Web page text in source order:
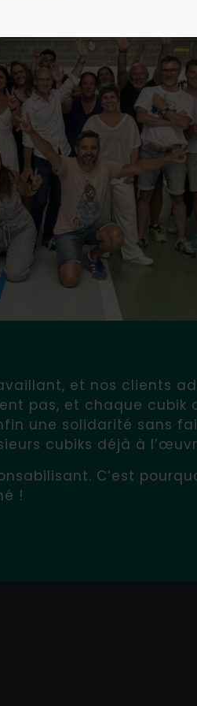
et nos clients
pas, et chaque
une solidarité sans
cubiks déjà à
C’est
!